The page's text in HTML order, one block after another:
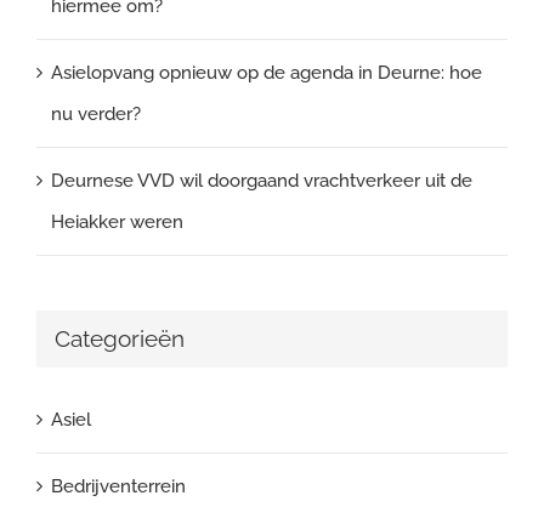
hiermee om?
Asielopvang opnieuw op de agenda in Deurne: hoe
nu verder?
Deurnese VVD wil doorgaand vrachtverkeer uit de
Heiakker weren
Categorieën
Asiel
Bedrijventerrein